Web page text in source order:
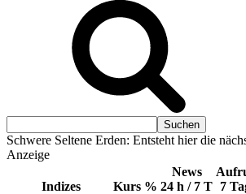
Schwere Seltene Erden: Entsteht hier die
Anzeige
Indizes Kurs %
News
24 h / 7 T 7